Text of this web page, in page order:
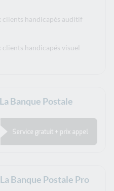
clients handicapés auditif
clients handicapés visuel
Banque Postale
Service gratuit + prix appel
Banque Postale Pro